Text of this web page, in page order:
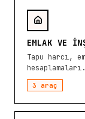
EMLAK VE
Tapu harcı,
hesaplamaları.
3 araç